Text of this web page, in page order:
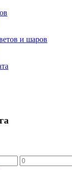
и шаров